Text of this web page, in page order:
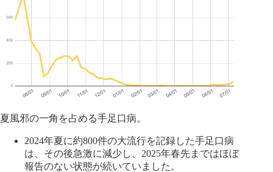
夏風邪の一角を占める手足口病。
2024年夏に約800件の大流行を記録した手足口病
は、その後急激に減少し、2025年春先まではほぼ
報告のない状態が続いていました。